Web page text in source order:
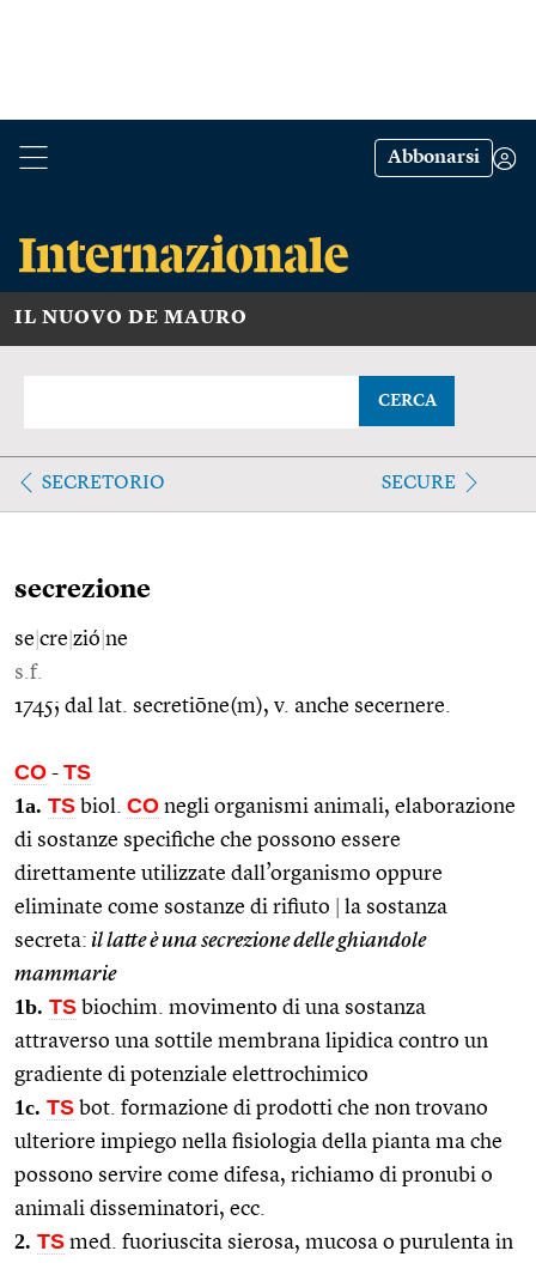
Abbonarsi
IL NUOVO DE MAURO
CERCA
SECRETORIO SECURE
secrezione
se cre zió ne
s.f.
1745; dal lat. secretiōne(m), v. anche secernere.
CO - TS
1a. TS biol. CO negli organismi animali, elaborazione
di sostanze specifiche che possono essere
direttamente utilizzate dall’organismo oppure
eliminate come sostanze di rifiuto
la sostanza
secreta: il latte è una secrezione delle ghiandole
mammarie
1b. TS biochim. movimento di una sostanza
attraverso una sottile membrana lipidica contro un
gradiente di potenziale elettrochimico
1c. TS bot. formazione di prodotti che non trovano
ulteriore impiego nella fisiologia della pianta ma che
possono servire come difesa, richiamo di pronubi o
animali disseminatori, ecc.
2. TS med. fuoriuscita sierosa, mucosa o purulenta in